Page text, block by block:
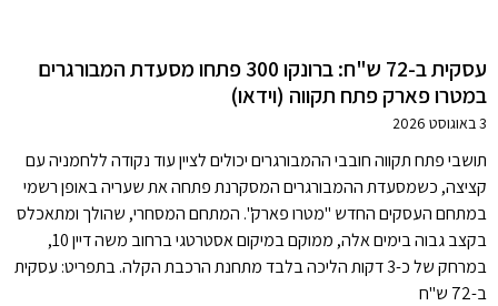
עסקית ב-72 ש"ח: ברונקו 300 פתחו מסעדת המבורגרים
במטרו פארק פתח תקווה (וידאו)
3 באוגוסט 2026
תושבי פתח תקווה חובבי ההמבורגרים יכולים לציין עוד נקודה ללחמניה עם
קציצה, כשמסעדת ההמבורגרים המסקרנת פתחה את שעריה באופן רשמי
במתחם העסקים החדש "מטרו פארק". המתחם המסחרי, שהולך ומתאכלס
בקצב גבוה בימים אלה, ממוקם במיקום אסטרטגי ברחוב משה דיין 10,
במרחק של כ-3 דקות הליכה בלבד מתחנת הרכבת הקלה. בתפריט: עסקית
ב-72 ש"ח